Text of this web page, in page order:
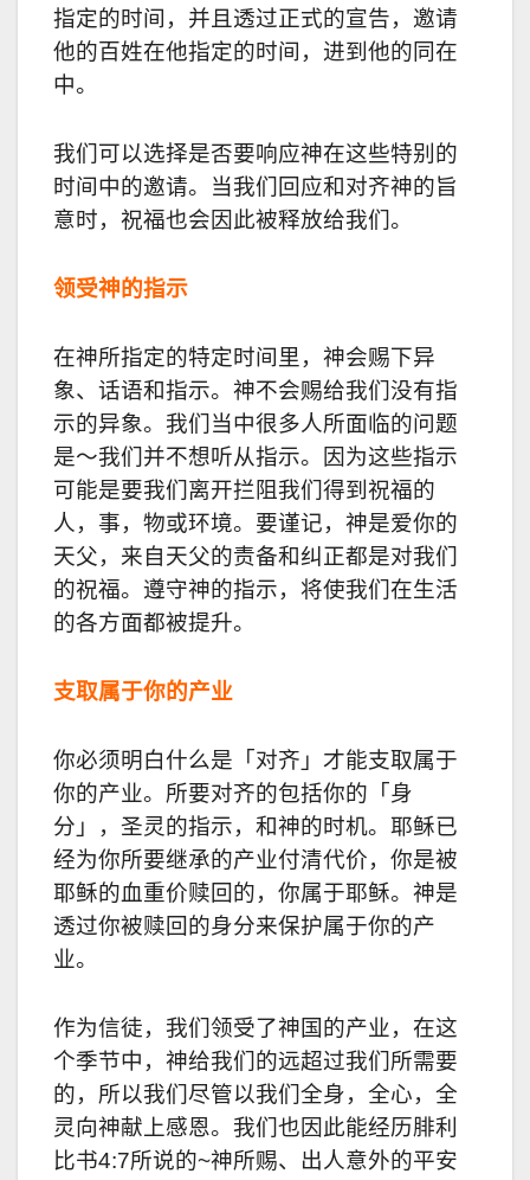
指定的时间，并且透过正式的宣告，邀请
他的百姓在他指定的时间，进到他的同在
中。
我们可以选择是否要响应神在这些特别的
时间中的邀请。当我们回应和对齐神的旨
意时，祝福也会因此被释放给我们。
领受神的指示
在神所指定的特定时间里，神会赐下异
象、话语和指示。神不会赐给我们没有指
示的异象。我们当中很多人所面临的问题
是～我们并不想听从指示。因为这些指示
可能是要我们离开拦阻我们得到祝福的
人，事，物或环境。要谨记，神是爱你的
天父，来自天父的责备和纠正都是对我们
的祝福。遵守神的指示，将使我们在生活
的各方面都被提升。
支取属于你的产业
你必须明白什么是「对齐」才能支取属于
你的产业。所要对齐的包括你的「身
分」，圣灵的指示，和神的时机。耶稣已
经为你所要继承的产业付清代价，你是被
耶稣的血重价赎回的，你属于耶稣。神是
透过你被赎回的身分来保护属于你的产
业。
作为信徒，我们领受了神国的产业，在这
个季节中，神给我们的远超过我们所需要
的，所以我们尽管以我们全身，全心，全
灵向神献上感恩。我们也因此能经历腓利
比书4:7所说的~神所赐、出人意外的平安